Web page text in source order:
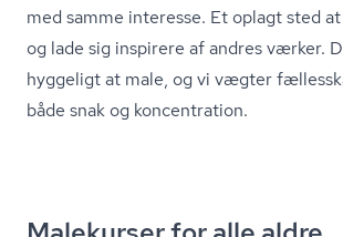
med samme interesse. Et oplagt sted
og lade sig inspirere af andres værker.
hyggeligt at male, og vi vægter
både snak og koncentration.